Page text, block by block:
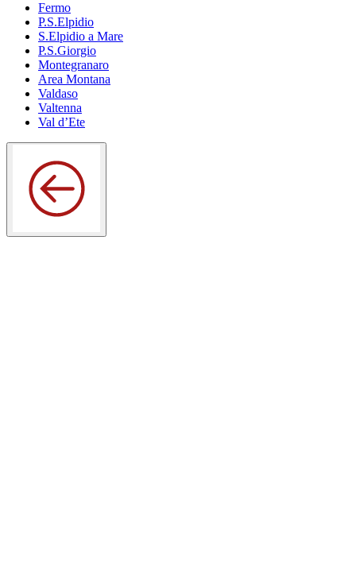
Fermo
P.S.Elpidio
S.Elpidio a Mare
P.S.Giorgio
Montegranaro
Area Montana
Valdaso
Valtenna
Val d’Ete